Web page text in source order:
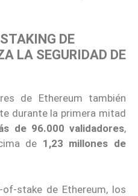
DE
LA SEGURIDAD DE
de Ethereum también
durante la primera mitad
de 96.000 validadores,
de 1,23 millones de
stake de Ethereum, los